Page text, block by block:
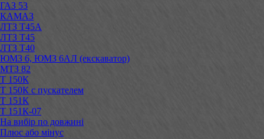
ГАЗ 53
КАМАЗ
ЛТЗ Т45А
ЛТЗ Т45
ЛТЗ Т40
ЮМЗ 6, ЮМЗ 6АЛ (екскаватор)
МТЗ 82
Т 150К
Т 150К с пускателем
Т 151К
Т 151К-07
На вибір по довжині
Плюс або мінус